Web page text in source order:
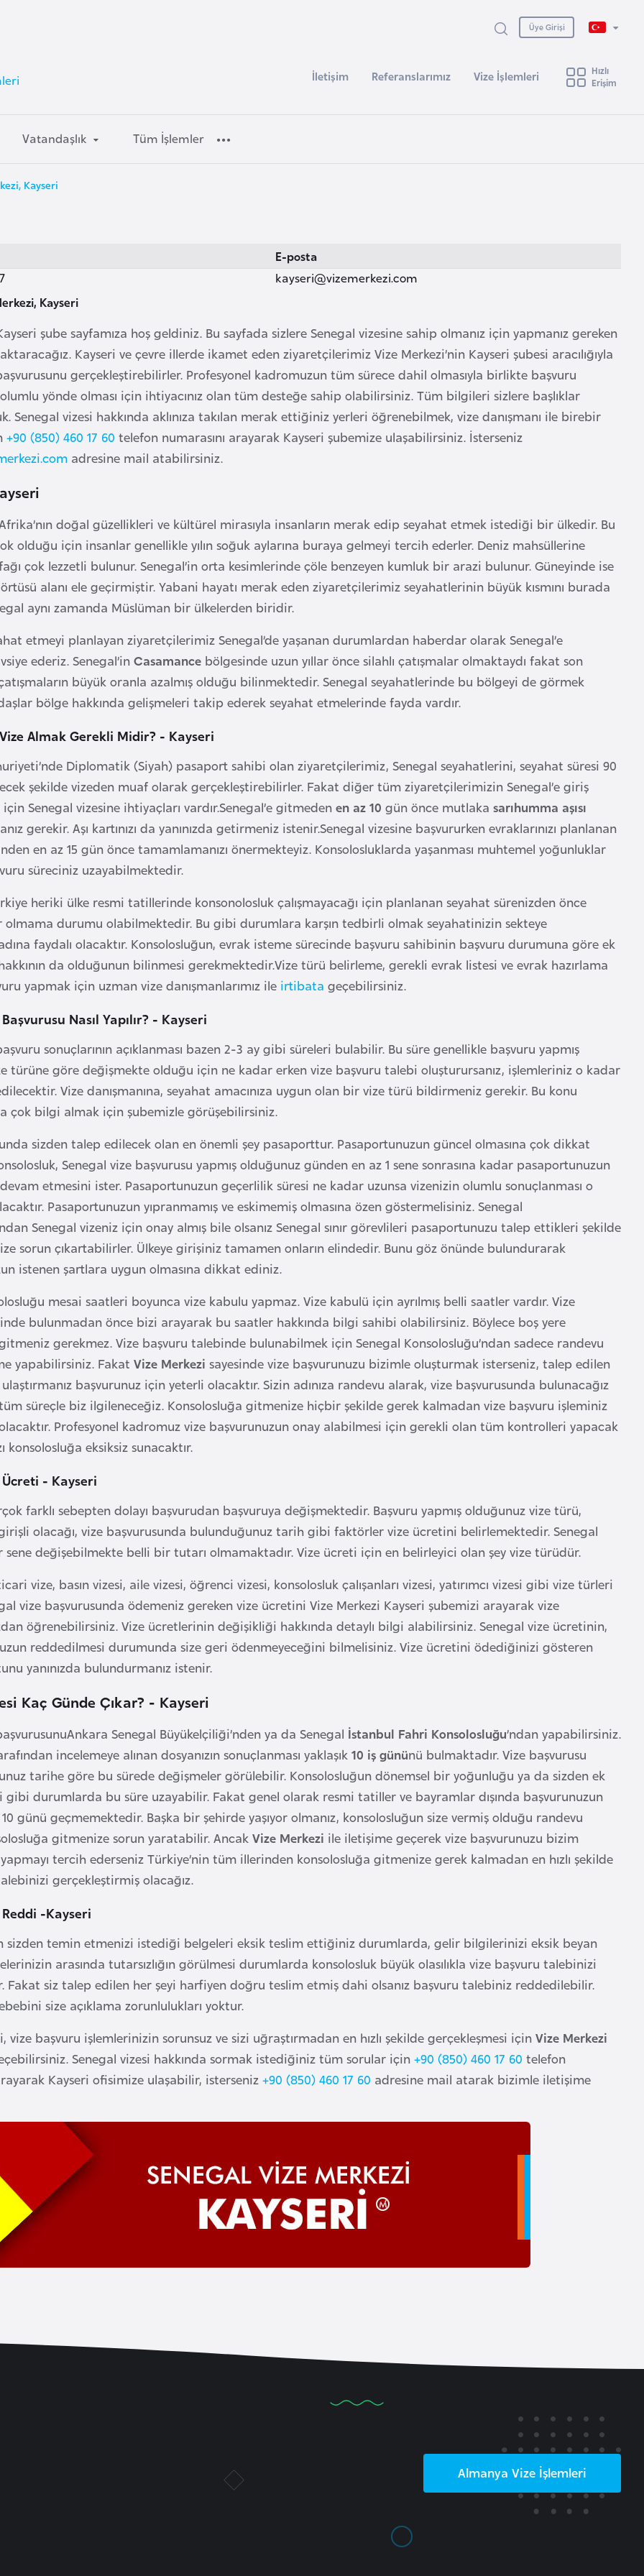
Üye Girişi
İletişim Referanslarımız Vize İşlemleri
Hızlı
Erişim
Vatandaşlık Tüm İşlemler
Kayseri
E-posta
kayseri@vizemerkezi.com
Kayseri
şube sayfamıza hoş geldiniz. Bu sayfada sizlere Senegal vizesine sahip olmanız için yapmanız gereken
Kayseri ve çevre illerde ikamet eden ziyaretçilerimiz Vize Merkezi’nin Kayseri şubesi aracılığıyla
gerçekleştirebilirler. Profesyonel kadromuzun tüm sürece dahil olmasıyla birlikte başvuru
yönde olması için ihtiyacınız olan tüm desteğe sahip olabilirsiniz. Tüm bilgileri sizlere başlıklar
Senegal vizesi hakkında aklınıza takılan merak ettiğiniz yerleri öğrenebilmek, vize danışmanı ile birebir
+90 (850) 460 17 60 telefon numarasını arayarak Kayseri şubemize ulaşabilirsiniz. İsterseniz
adresine mail atabilirsiniz.
doğal güzellikleri ve kültürel mirasıyla insanların merak edip seyahat etmek istediği bir ülkedir. Bu
olduğu için insanlar genellikle yılın soğuk aylarına buraya gelmeyi tercih ederler. Deniz mahsüllerine
çok lezzetli bulunur. Senegal’in orta kesimlerinde çöle benzeyen kumluk bir arazi bulunur. Güneyinde ise
alanı ele geçirmiştir. Yabani hayatı merak eden ziyaretçilerimiz seyahatlerinin büyük kısmını burada
aynı zamanda Müslüman bir ülkelerden biridir.
etmeyi planlayan ziyaretçilerimiz Senegal’de yaşanan durumlardan haberdar olarak Senegal’e
ederiz. Senegal’in Casamance bölgesinde uzun yıllar önce silahlı çatışmalar olmaktaydı fakat son
büyük oranla azalmış olduğu bilinmektedir. Senegal seyahatlerinde bu bölgeyi de görmek
bölge hakkında gelişmeleri takip ederek seyahat etmelerinde fayda vardır.
Almak Gerekli Midir? - Kayseri
Diplomatik (Siyah) pasaport sahibi olan ziyaretçilerimiz, Senegal seyahatlerini, seyahat süresi 90
şekilde vizeden muaf olarak gerçekleştirebilirler. Fakat diğer tüm ziyaretçilerimizin Senegal’e giriş
Senegal vizesine ihtiyaçları vardır.Senegal’e gitmeden en az 10 gün önce mutlaka sarıhumma aşısı
gerekir. Aşı kartınızı da yanınızda getirmeniz istenir.Senegal vizesine başvururken evraklarınızı planlanan
en az 15 gün önce tamamlamanızı önermekteyiz. Konsolosluklarda yaşanması muhtemel yoğunluklar
süreciniz uzayabilmektedir.
heriki ülke resmi tatillerinde konsonolosluk çalışmayacağı için planlanan seyahat sürenizden önce
olmama durumu olabilmektedir. Bu gibi durumlara karşın tedbirli olmak seyahatinizin sekteye
faydalı olacaktır. Konsolosluğun, evrak isteme sürecinde başvuru sahibinin başvuru durumuna göre ek
da olduğunun bilinmesi gerekmektedir.Vize türü belirleme, gerekli evrak listesi ve evrak hazırlama
yapmak için uzman vize danışmanlarımız ile irtibata geçebilirsiniz.
Nasıl Yapılır? - Kayseri
sonuçlarının açıklanması bazen 2-3 ay gibi süreleri bulabilir. Bu süre genellikle başvuru yapmış
türüne göre değişmekte olduğu için ne kadar erken vize başvuru talebi oluşturursanız, işlemleriniz o kadar
Vize danışmanına, seyahat amacınıza uygun olan bir vize türü bildirmeniz gerekir. Bu konu
çok bilgi almak için şubemizle görüşebilirsiniz.
sizden talep edilecek olan en önemli şey pasaporttur. Pasaportunuzun güncel olmasına çok dikkat
Senegal vize başvurusu yapmış olduğunuz günden en az 1 sene sonrasına kadar pasaportunuzun
etmesini ister. Pasaportunuzun geçerlilik süresi ne kadar uzunsa vizenizin olumlu sonuçlanması o
Pasaportunuzun yıpranmamış ve eskimemiş olmasına özen göstermelisiniz. Senegal
Senegal vizeniz için onay almış bile olsanız Senegal sınır görevlileri pasaportunuzu talep ettikleri şekilde
sorun çıkartabilirler. Ülkeye girişiniz tamamen onların elindedir. Bunu göz önünde bulundurarak
istenen şartlara uygun olmasına dikkat ediniz.
mesai saatleri boyunca vize kabulu yapmaz. Vize kabulü için ayrılmış belli saatler vardır. Vize
bulunmadan önce bizi arayarak bu saatler hakkında bilgi sahibi olabilirsiniz. Böylece boş yere
gerekmez. Vize başvuru talebinde bulunabilmek için Senegal Konsolosluğu’ndan sadece randevu
yapabilirsiniz. Fakat Vize Merkezi sayesinde vize başvurunuzu bizimle oluşturmak isterseniz, talep edilen
başvurunuz için yeterli olacaktır. Sizin adınıza randevu alarak, vize başvurusunda bulunacağız
süreçle biz ilgileneceğiz. Konsolosluğa gitmenize hiçbir şekilde gerek kalmadan vize başvuru işleminiz
Profesyonel kadromuz vize başvurunuzun onay alabilmesi için gerekli olan tüm kontrolleri yapacak
konsolosluğa eksiksiz sunacaktır.
- Kayseri
farklı sebepten dolayı başvurudan başvuruya değişmektedir. Başvuru yapmış olduğunuz vize türü,
olacağı, vize başvurusunda bulunduğunuz tarih gibi faktörler vize ücretini belirlemektedir. Senegal
sene değişebilmekte belli bir tutarı olmamaktadır. Vize ücreti için en belirleyici olan şey vize türüdür.
vize, basın vizesi, aile vizesi, öğrenci vizesi, konsolosluk çalışanları vizesi, yatırımcı vizesi gibi vize türleri
vize başvurusunda ödemeniz gereken vize ücretini Vize Merkezi Kayseri şubemizi arayarak vize
öğrenebilirsiniz. Vize ücretlerinin değişikliği hakkında detaylı bilgi alabilirsiniz. Senegal vize ücretinin,
reddedilmesi durumunda size geri ödenmeyeceğini bilmelisiniz. Vize ücretini ödediğinizi gösteren
yanınızda bulundurmanız istenir.
Kaç Günde Çıkar? - Kayseri
Senegal Büyükelçiliği’nden ya da Senegal İstanbul Fahri Konsolosluğu’ndan yapabilirsiniz.
incelemeye alınan dosyanızın sonuçlanması yaklaşık 10 iş gününü bulmaktadır. Vize başvurusu
tarihe göre bu sürede değişmeler görülebilir. Konsolosluğun dönemsel bir yoğunluğu ya da sizden ek
gibi durumlarda bu süre uzayabilir. Fakat genel olarak resmi tatiller ve bayramlar dışında başvurunuzun
10 günü geçmemektedir. Başka bir şehirde yaşıyor olmanız, konsolosluğun size vermiş olduğu randevu
gitmenize sorun yaratabilir. Ancak Vize Merkezi ile iletişime geçerek vize başvurunuzu bizim
yapmayı tercih ederseniz Türkiye’nin tüm illerinden konsolosluğa gitmenize gerek kalmadan en hızlı şekilde
gerçekleştirmiş olacağız.
-Kayseri
sizden temin etmenizi istediği belgeleri eksik teslim ettiğiniz durumlarda, gelir bilgilerinizi eksik beyan
arasında tutarsızlığın görülmesi durumlarda konsolosluk büyük olasılıkla vize başvuru talebinizi
Fakat siz talep edilen her şeyi harfiyen doğru teslim etmiş dahi olsanız başvuru talebiniz reddedilebilir.
size açıklama zorunlulukları yoktur.
vize başvuru işlemlerinizin sorunsuz ve sizi uğraştırmadan en hızlı şekilde gerçekleşmesi için Vize Merkezi
Senegal vizesi hakkında sormak istediğiniz tüm sorular için +90 (850) 460 17 60 telefon
Kayseri ofisimize ulaşabilir, isterseniz +90 (850) 460 17 60 adresine mail atarak bizimle iletişime
Almanya Vize İşlemleri